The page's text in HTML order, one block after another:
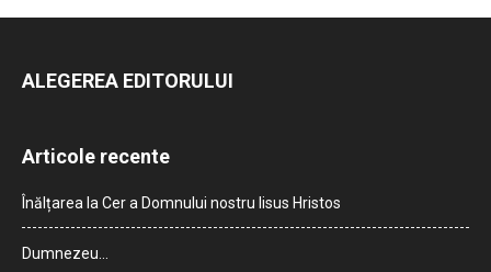
ALEGEREA EDITORULUI
Articole recente
Înălțarea la Cer a Domnului nostru Iisus Hristos
Dumnezeu…